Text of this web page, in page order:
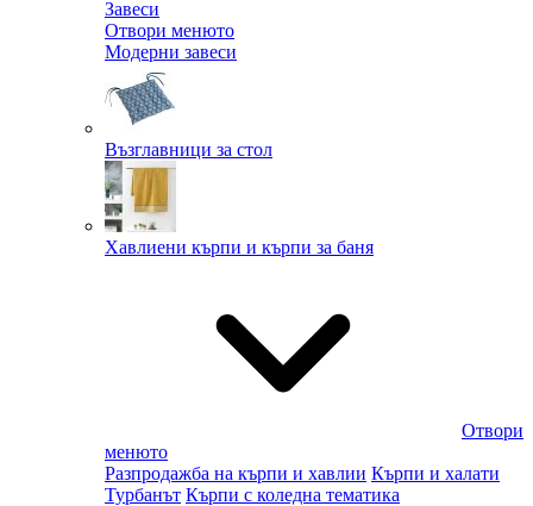
Завеси
Отвори менюто
Модерни завеси
Възглавници за стол
Хавлиени кърпи и кърпи за баня
Отвори
менюто
Разпродажба на кърпи и хавлии Кърпи и халати
Турбанът Кърпи с коледна тематика